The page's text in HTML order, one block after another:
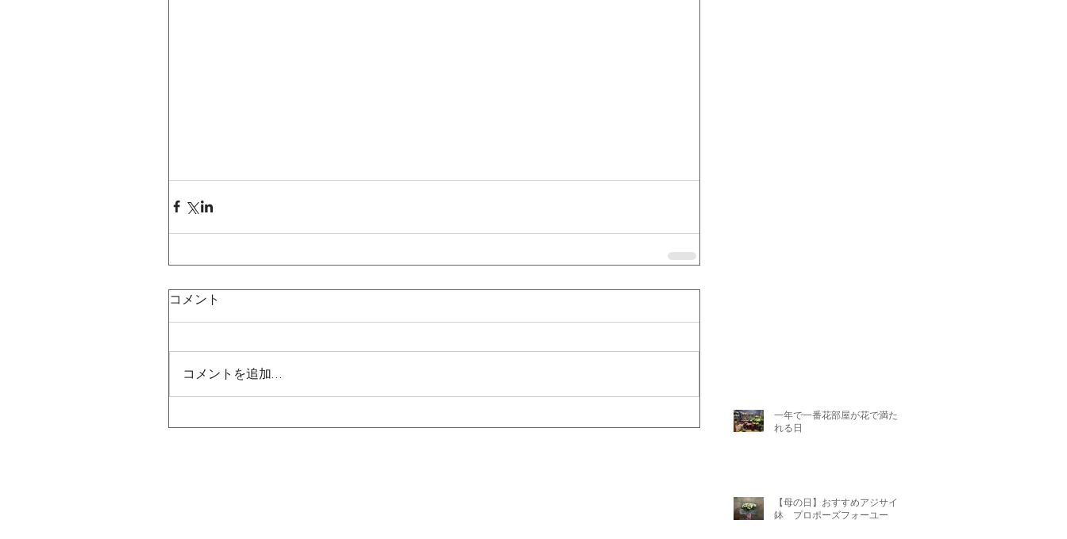
コメント
コメントを追加…
一年で一番花部屋が花で満たさ
れる日
【母の日】おすすめアジサイ
鉢 プロポーズフォーユー